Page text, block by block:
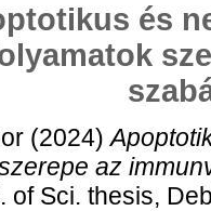
és
(2024)
az
of Sci. thesis,